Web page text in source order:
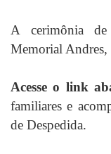
A cerimônia de
Memorial Andres,
Acesse o link
familiares e
de Despedida.